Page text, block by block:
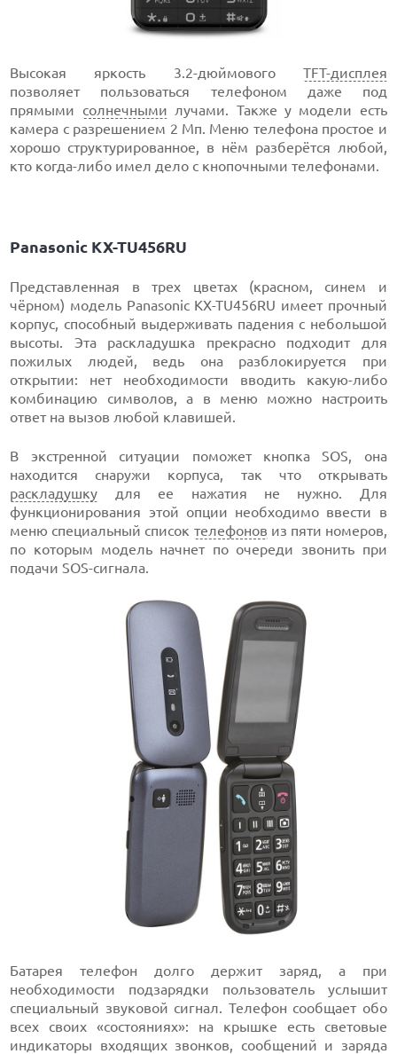
Высокая яркость 3.2-дюймового TFT-дисплея
позволяет пользоваться телефоном даже под
прямыми солнечными лучами. Также у модели есть
камера с разрешением 2 Мп. Меню телефона простое и
хорошо структурированное, в нём разберётся любой,
кто когда-либо имел дело с кнопочными телефонами.
Panasonic KX-TU456RU
Представленная в трех цветах (красном, синем и
чёрном) модель Panasonic KX-TU456RU имеет прочный
корпус, способный выдерживать падения с небольшой
высоты. Эта раскладушка прекрасно подходит для
пожилых людей, ведь она разблокируется при
открытии: нет необходимости вводить какую-либо
комбинацию символов, а в меню можно настроить
ответ на вызов любой клавишей.
В экстренной ситуации поможет кнопка SOS, она
находится снаружи корпуса, так что открывать
раскладушку для ее нажатия не нужно. Для
функционирования этой опции необходимо ввести в
меню специальный список телефонов из пяти номеров,
по которым модель начнет по очереди звонить при
подачи SOS-сигнала.
Батарея телефон долго держит заряд, а при
необходимости подзарядки пользователь услышит
специальный звуковой сигнал. Телефон сообщает обо
всех своих «состояниях»: на крышке есть световые
индикаторы входящих звонков, сообщений и заряда